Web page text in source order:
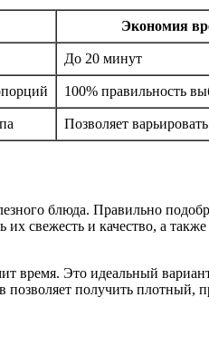
Экономия
До 20 минут
100% правильность
Позволяет
блюда. Правильно
свежесть и качество, а
время. Это идеальный
получить